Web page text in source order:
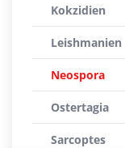
Kokzidien
Leishmanien
Neospora
Ostertagia
Sarcoptes